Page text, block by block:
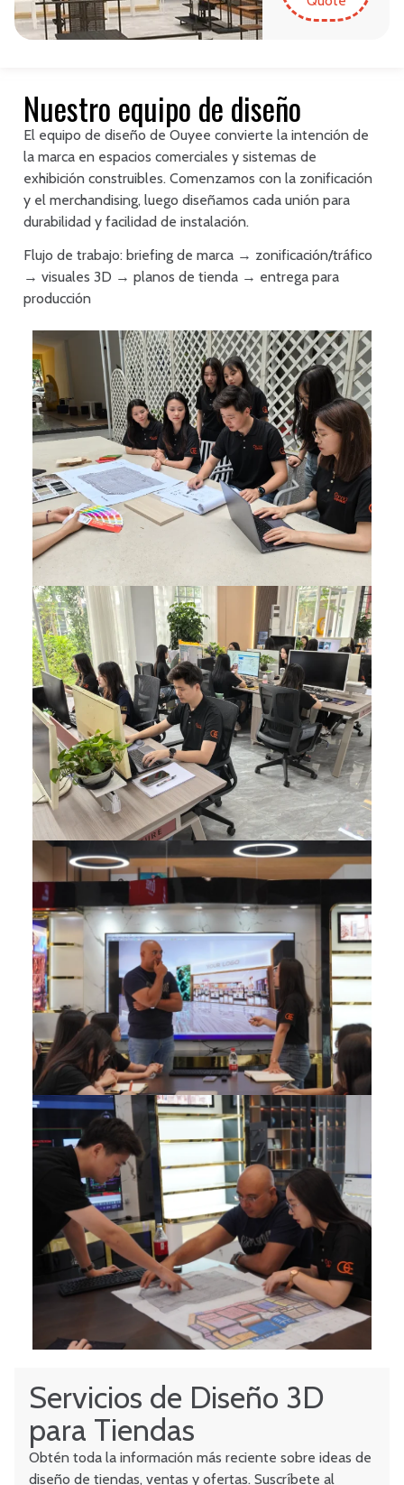
Nuestro equipo de diseño
El equipo de diseño de Ouyee convierte la intención de
la marca en espacios comerciales y sistemas de
exhibición construibles. Comenzamos con la zonificación
y el merchandising, luego diseñamos cada unión para
durabilidad y facilidad de instalación.
Flujo de trabajo: briefing de marca → zonificación/tráfico
→ visuales 3D → planos de tienda → entrega para
producción
Servicios de Diseño 3D
para Tiendas
Obtén toda la información más reciente sobre ideas de
diseño de tiendas, ventas y ofertas. Suscríbete al